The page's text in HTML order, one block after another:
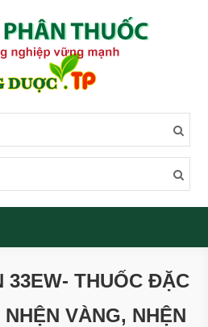
THUỐC
33EW- THUỐC ĐẶC
VÀNG, NHỆN